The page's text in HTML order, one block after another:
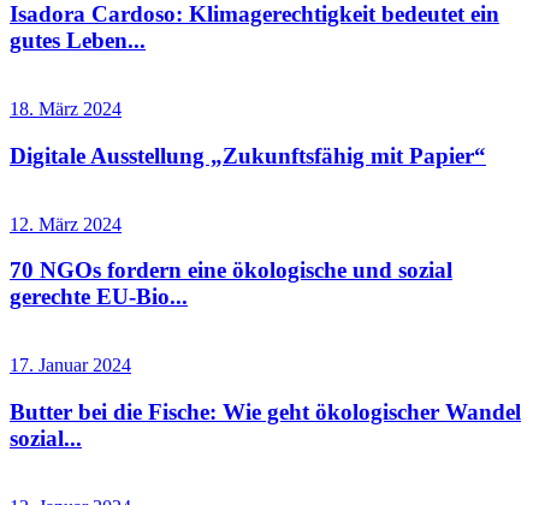
Isadora Cardoso: Klimagerechtigkeit bedeutet ein
gutes Leben...
18. März 2024
Digitale Ausstellung „Zukunftsfähig mit Papier“
12. März 2024
70 NGOs fordern eine ökologische und sozial
gerechte EU-Bio...
17. Januar 2024
Butter bei die Fische: Wie geht ökologischer Wandel
sozial...